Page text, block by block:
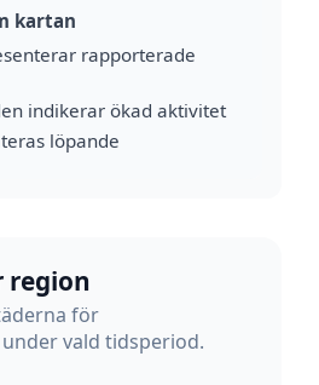
kartan
rapporterade
indikerar ökad aktivitet
löpande
region
för
vald tidsperiod.